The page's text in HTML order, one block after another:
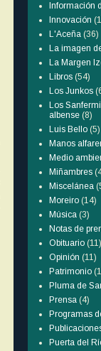
Información
Innovación
L'Aceña (36)
La imagen
La Margen
Libros (54)
Los Junkos
Los
albense (8)
Luis Bello (5)
Manos
Medio
Miñambres
Miscelánea
Moreiro (14)
Música (3)
Notas de
Obituario (11)
Opinión (11)
Patrimonio
Pluma de
Prensa (4)
Programas
Puerta del